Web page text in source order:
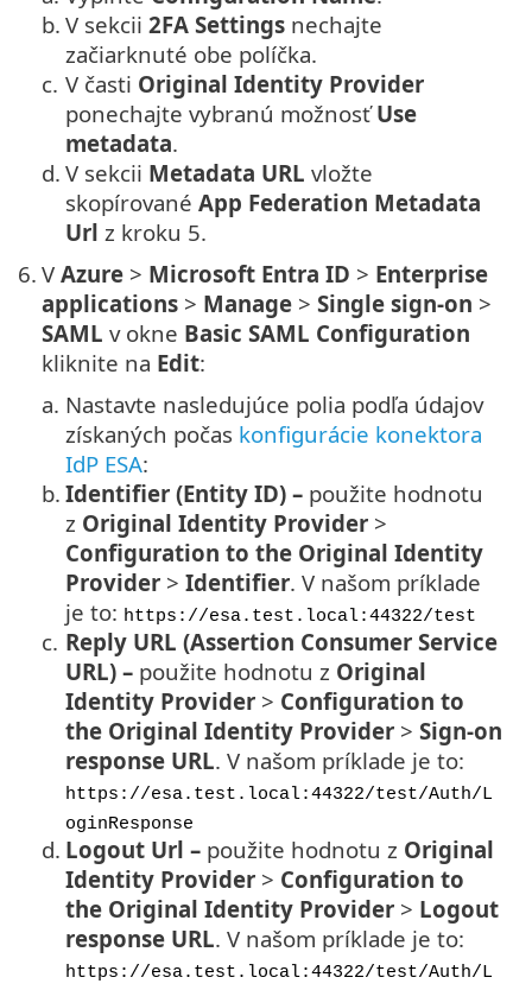
b. V sekcii 2FA Settings nechajte
začiarknuté obe políčka.
c. V časti Original Identity Provider
ponechajte vybranú možnosťUse
metadata.
d. V sekcii Metadata URL vložte
skopírované App Federation Metadata
Url z kroku 5.
6. V Azure > Microsoft Entra ID > Enterprise
applications > Manage > Single sign-on >
SAML v okne Basic SAML Configuration
kliknite na Edit:
a. Nastavte nasledujúce polia podľa údajov
získaných počas konfigurácie konektora
IdP ESA:
b. Identifier (Entity ID) – použite hodnotu
z Original Identity Provider >
Configuration to the Original Identity
Provider > Identifier. V našom príklade
je to: https://esa.test.local:44322/test
c. Reply URL (Assertion Consumer Service
URL) – použite hodnotu z Original
Identity Provider > Configuration to
the Original Identity Provider > Sign-on
response URL. V našom príklade je to:
https://esa.test.local:44322/test/Auth/L
oginResponse
d. Logout Url – použite hodnotu z Original
Identity Provider > Configuration to
the Original Identity Provider > Logout
response URL. V našom príklade je to:
https://esa.test.local:44322/test/Auth/L